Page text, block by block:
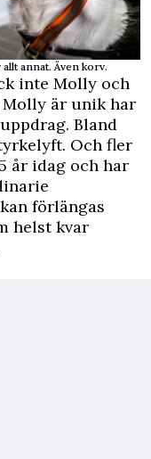
annat. Även korv.
inte Molly och
är unik har
Bland
Och fler
år idag och har
förlängas
helst kvar